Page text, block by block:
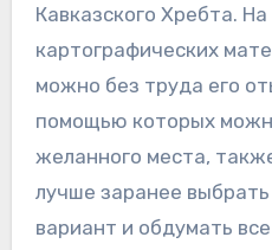
Кавказского Хребта. На
картографических
можно без труда его
помощью которых
желанного места,
лучше заранее
вариант и обдумать